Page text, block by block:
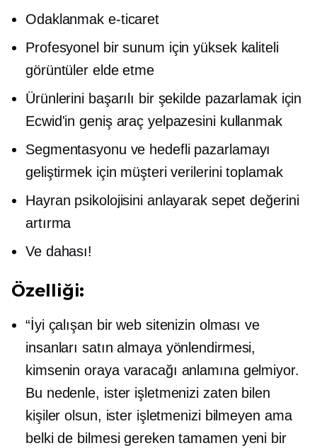
Odaklanmak e-ticaret
Profesyonel bir sunum için yüksek kaliteli
görüntüler elde etme
Ürünlerini başarılı bir şekilde pazarlamak için
Ecwid'in geniş araç yelpazesini kullanmak
Segmentasyonu ve hedefli pazarlamayı
geliştirmek için müşteri verilerini toplamak
Hayran psikolojisini anlayarak sepet değerini
artırma
Ve dahası!
Özelliği:
“İyi çalışan bir web sitenizin olması ve
insanları satın almaya yönlendirmesi,
kimsenin oraya varacağı anlamına gelmiyor.
Bu nedenle, ister işletmenizi zaten bilen
kişiler olsun, ister işletmenizi bilmeyen ama
belki de bilmesi gereken tamamen yeni bir